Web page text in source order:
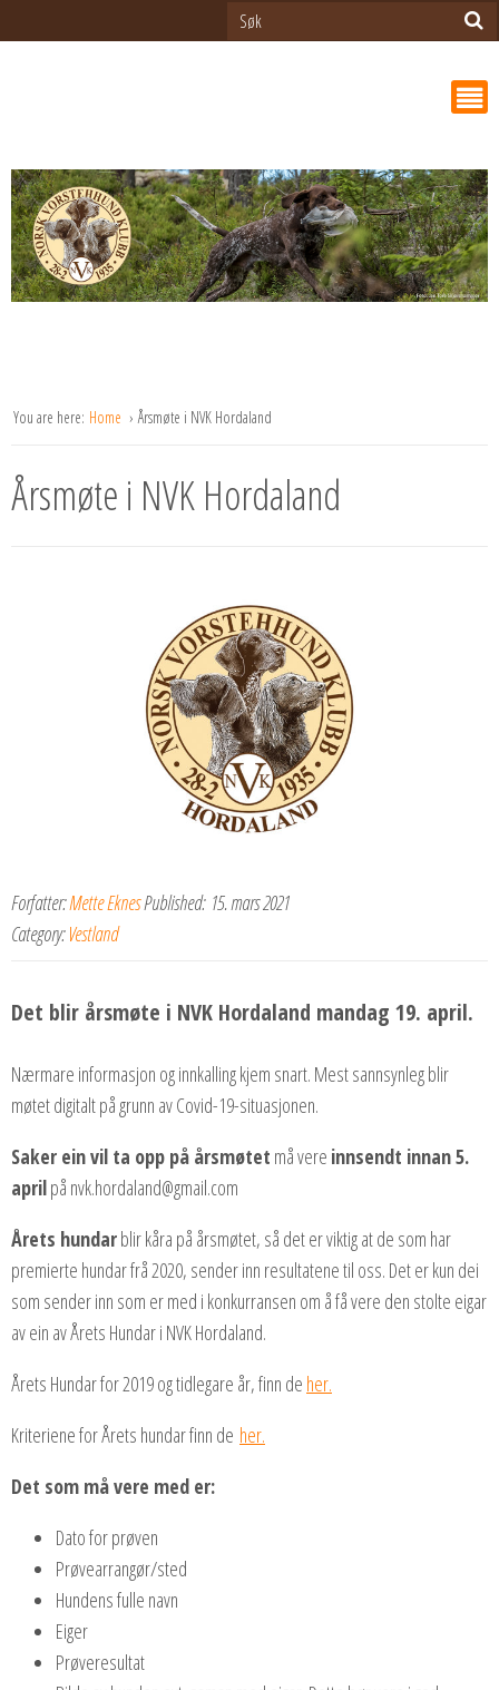
You are here: Home Årsmøte i NVK Hordaland
Årsmøte i NVK Hordaland
Forfatter:Mette EknesPublished: 15. mars 2021
Category:Vestland
Det blir årsmøte i NVK Hordaland mandag 19. april.
Nærmare informasjon og innkalling kjem snart. Mest sannsynleg blir
møtet digitalt på grunn av Covid-19-situasjonen.
Saker ein vil ta opp på årsmøtet må vere innsendt innan 5.
aprilpå nvk.hordaland@gmail.com
Årets hundarblir kåra på årsmøtet, så det er viktig at de som har
premierte hundar frå 2020, sender inn resultatene til oss. Det er kun dei
som sender inn som er med i konkurransen om å få vere den stolte eigar
av ein av Årets Hundar i NVK Hordaland.
Årets Hundar for 2019 og tidlegare år, finn de her.
Kriteriene for Årets hundar finn de her.
Det som må vere med er:
Dato for prøven
Prøvearrangør/sted
Hundens fulle navn
Eiger
Prøveresultat